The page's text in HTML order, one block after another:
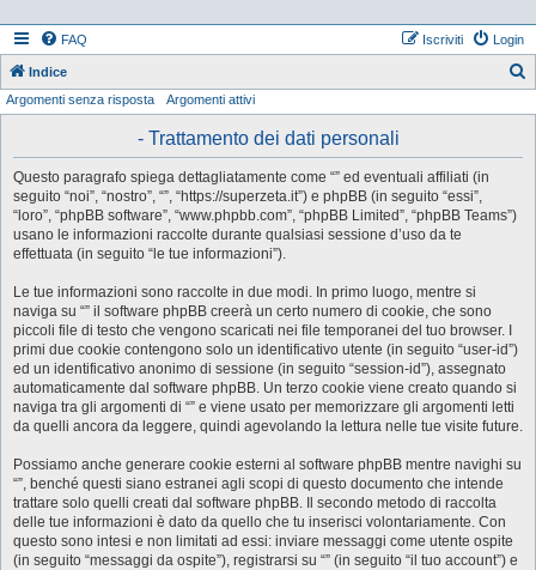
FAQ Login
Iscriviti
Indice
Argomenti senza risposta Argomenti attivi
- Trattamento dei dati personali
Questo paragrafo spiega dettagliatamente come “” ed eventuali affiliati (in
seguito “noi”, “nostro”, “”, “https://superzeta.it”) e phpBB (in seguito “essi”,
“loro”, “phpBB software”, “www.phpbb.com”, “phpBB Limited”, “phpBB Teams”)
usano le informazioni raccolte durante qualsiasi sessione d’uso da te
effettuata (in seguito “le tue informazioni”).
Le tue informazioni sono raccolte in due modi. In primo luogo, mentre si
naviga su “” il software phpBB creerà un certo numero di cookie, che sono
piccoli file di testo che vengono scaricati nei file temporanei del tuo browser. I
primi due cookie contengono solo un identificativo utente (in seguito “user-id”)
ed un identificativo anonimo di sessione (in seguito “session-id”), assegnato
automaticamente dal software phpBB. Un terzo cookie viene creato quando si
naviga tra gli argomenti di “” e viene usato per memorizzare gli argomenti letti
da quelli ancora da leggere, quindi agevolando la lettura nelle tue visite future.
Possiamo anche generare cookie esterni al software phpBB mentre navighi su
“”, benché questi siano estranei agli scopi di questo documento che intende
trattare solo quelli creati dal software phpBB. Il secondo metodo di raccolta
delle tue informazioni è dato da quello che tu inserisci volontariamente. Con
questo sono intesi e non limitati ad essi: inviare messaggi come utente ospite
(in seguito “messaggi da ospite”), registrarsi su “” (in seguito “il tuo account”) e